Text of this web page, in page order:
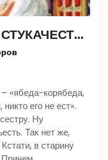
КОЕ-ЧТО ИЗ ИСТОРИИ СТУКАЧЕСТВА. ЧАСТЬ 2
«ябеда-корябеда,
его не ест».
Ну
Так нет же,
в старину